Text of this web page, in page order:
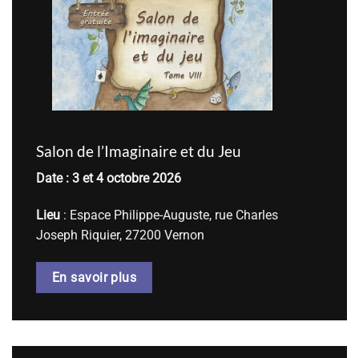
Salon de l’Imaginaire et du Jeu
Date : 3 et 4 octobre 2026
Lieu : Espace Philippe-Auguste, rue Charles
Joseph Riquier, 27200 Vernon
En savoir plus